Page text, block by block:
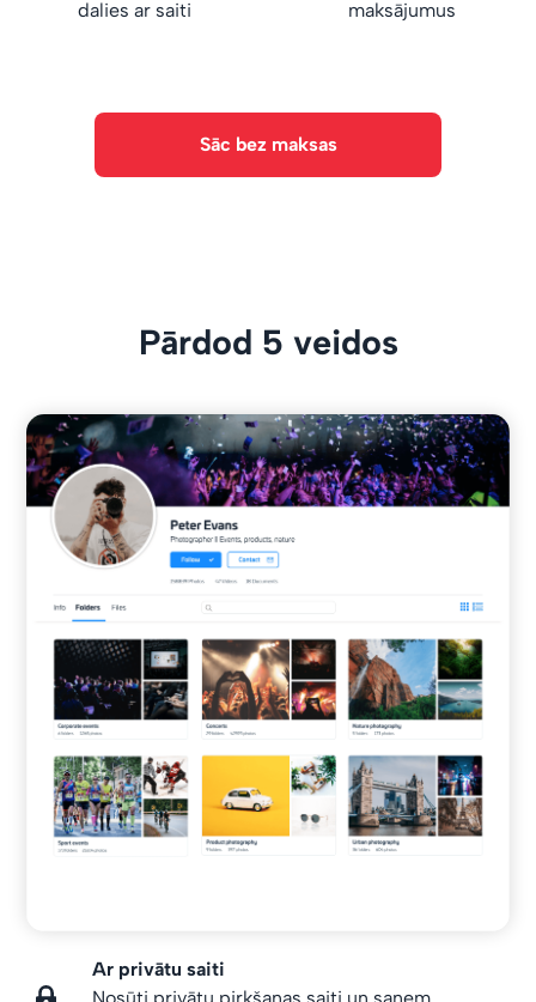
dalies ar saiti
maksājumus
Sāc bez maksas
Pārdod 5 veidos
Ar privātu saiti